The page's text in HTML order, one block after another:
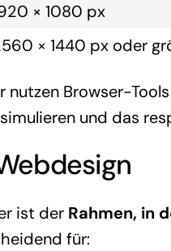
× 1080 px
× 1440 px oder
nutzen Browser-
und das
ist der Rahmen, in
für: